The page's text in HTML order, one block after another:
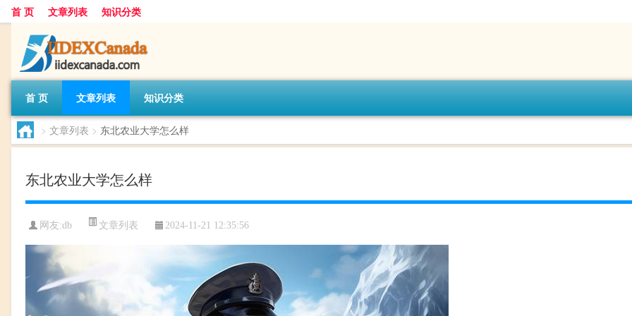
首 页 文章列表 知识分类
首 页 文章列表 知识分类
> 文章列表 > 东北农业大学怎么样
东北农业大学怎么样
网友:db 文章列表 2024-11-21 12:35:56